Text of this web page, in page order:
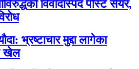
विवादास्पद पोस्ट सेयर,
भ्रष्टाचार मुद्दा लागेका
खेल